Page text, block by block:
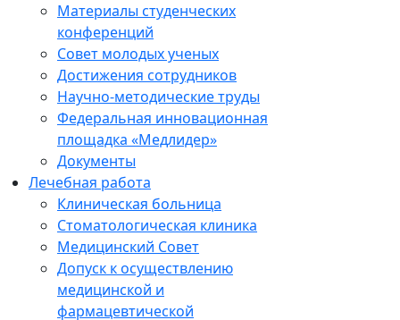
Материалы студенческих
конференций
Совет молодых ученых
Достижения сотрудников
Научно-методические труды
Федеральная инновационная
площадка «Медлидер»
Документы
Лечебная работа
Клиническая больница
Стоматологическая клиника
Медицинский Совет
Допуск к осуществлению
медицинской и
фармацевтической